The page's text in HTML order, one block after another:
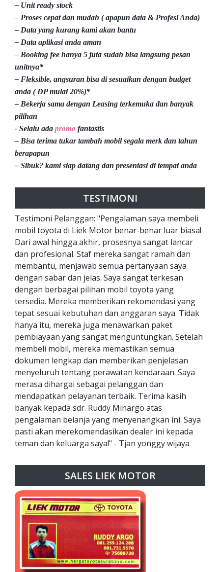
– Unit ready stock
– Proses cepat dan mudah ( apapun data & Profesi Anda)
– Data yang kurang kami akan bantu
– Data aplikasi anda aman
– Booking fee hanya 5 juta sudah bisa langsung pesan
unitnya*
– Fleksible, angsuran bisa di sesuaikan dengan budget
anda ( DP mulai 20%)*
– Bekerja sama dengan Leasing terkemuka dan banyak
pilihan
- Selalu ada promo fantastis
– Bisa terima tukar tambah mobil segala merk dan tahun
berapapun
– Sibuk? kami siap datang dan presentasi di tempat anda
TESTIMONI
Testimoni Pelanggan: "Pengalaman saya membeli
mobil toyota di Liek Motor benar-benar luar biasa!
Dari awal hingga akhir, prosesnya sangat lancar
dan profesional. Staf mereka sangat ramah dan
membantu, menjawab semua pertanyaan saya
dengan sabar dan jelas. Saya sangat terkesan
dengan berbagai pilihan mobil toyota yang
tersedia. Mereka memberikan rekomendasi yang
tepat sesuai kebutuhan dan anggaran saya. Tidak
hanya itu, mereka juga menawarkan paket
pembiayaan yang sangat menguntungkan. Setelah
membeli mobil, mereka memastikan semua
dokumen lengkap dan memberikan penjelasan
menyeluruh tentang perawatan kendaraan. Saya
merasa dihargai sebagai pelanggan dan
mendapatkan pelayanan terbaik. Terima kasih
banyak kepada sdr. Ruddy Minargo atas
pengalaman belanja yang menyenangkan ini. Saya
pasti akan merekomendasikan dealer ini kepada
teman dan keluarga saya!" - Tjan yonggy wijaya
SALES LIEK MOTOR